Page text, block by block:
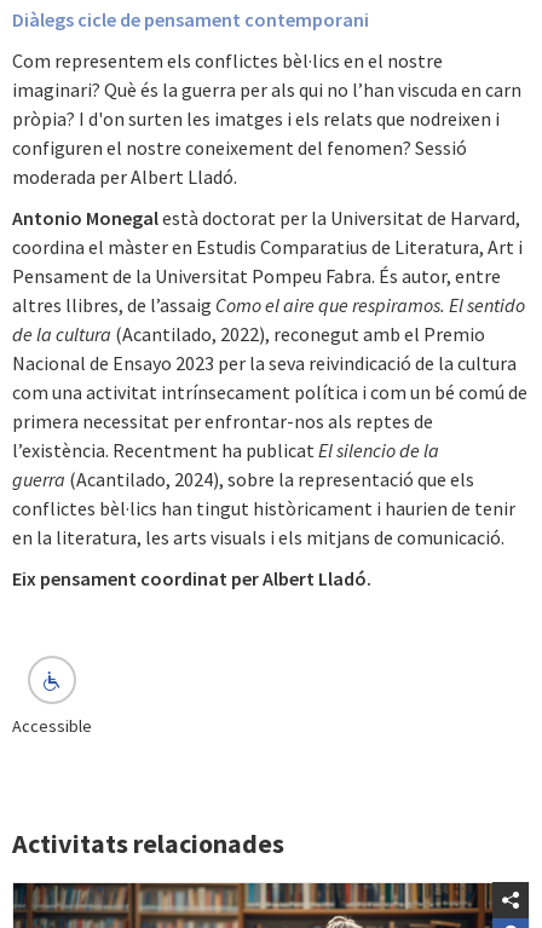
Diàlegs cicle de pensament contemporani
Com representem els conflictes bèl·lics en el nostre
imaginari? Què és la guerra per als qui no l’han viscuda en carn
pròpia? I d'on surten les imatges i els relats que nodreixen i
configuren el nostre coneixement del fenomen? Sessió
moderada per Albert Lladó.
Antonio Monegalestà doctorat per la Universitat de Harvard,
coordina el màster en Estudis Comparatius de Literatura, Art i
Pensament de la Universitat Pompeu Fabra. És autor, entre
altres llibres, de l’assaig Como el aire que respiramos. El sentido
de la cultura (Acantilado, 2022), reconegut amb el Premio
Nacional de Ensayo 2023 per la seva reivindicació de la cultura
com una activitat intrínsecament política i com un bé comú de
primera necessitat per enfrontar-nos als reptes de
l’existència. Recentment ha publicatEl silencio de la
guerra (Acantilado, 2024), sobre la representació que els
conflictes bèl·lics han tingut històricament i haurien de tenir
en la literatura, les arts visuals i els mitjans de comunicació.
Eix pensament coordinat per Albert Lladó.
Accessible
Activitats relacionades